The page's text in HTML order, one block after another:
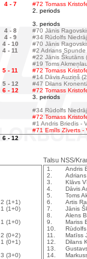
4 - 7
#72 Tomass
2. periods
3. periods
4 - 8
#70 Jānis
4 - 9
#34 Rūdolfs
4 - 10
#70 Jānis
4 - 11
#2 Adrians
#22 Jānis Škutāns
#19 Toms
5 - 11
#72 Tomass
#14 Dāvis Auziņš
5 - 12
#47 Dilans
6 - 12
#72 Tomass
3. periods
#34 Rūdolfs
#72 Tomass
#1 Andris Briedis -
#71 Emīls Zīverts -
6 - 12
Talsu NSS/
2 (1+1)
1 (1+0)
1 (1+0)
2 (0+2)
1 (0+1)
3 (3+0)
1.
Andris
2.
3.
Klāvs
4.
Dāvis
5.
Toms
6.
Artis
7.
Jānis
8.
Alens
9.
Mariss
10.
11.
Matīss
12.
Dilans
13.
14.